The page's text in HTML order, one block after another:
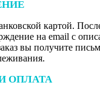
картой.
на email с
вы получите
ОПЛАТА